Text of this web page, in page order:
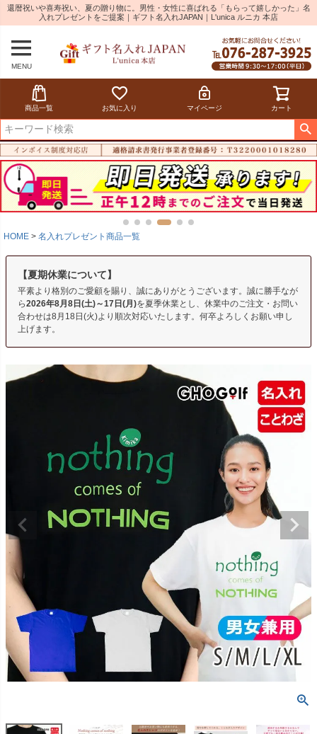
還暦祝いや喜寿祝い、夏の贈り物に。男性・女性に喜ばれる「もらって嬉しかった」名
入れプレゼントをご提案｜ギフト名入れJAPAN｜L'unica ルニカ 本店
MENU
商品一覧 お気に入り マイページ カート
HOME 名入れプレゼント商品一覧
【夏期休業について】
平素より格別のご愛顧を賜り、誠にありがとうございます。誠に勝手なが
ら2026年8月8日(土)～17日(月)を夏季休業とし、休業中のご注文・お問い
合わせは8月18日(火)より順次対応いたします。何卒よろしくお願い申し
上げます。